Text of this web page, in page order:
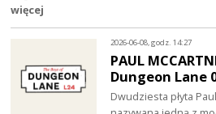
więcej
2026-06-08, godz. 14:27
PAUL
Dungeon Lane
Dwudziesta płyta